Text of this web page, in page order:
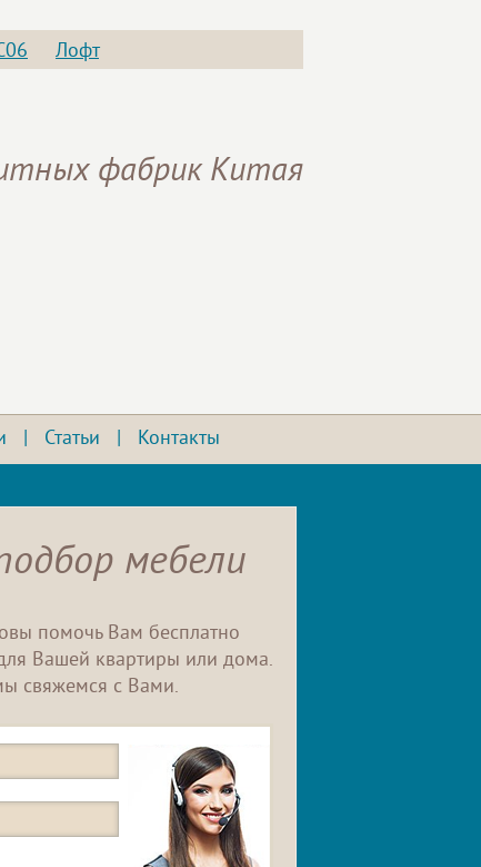
Лофт
фабрик Китая
Статьи Контакты
мебели
помочь Вам бесплатно
Вашей квартиры или дома.
свяжемся с Вами.